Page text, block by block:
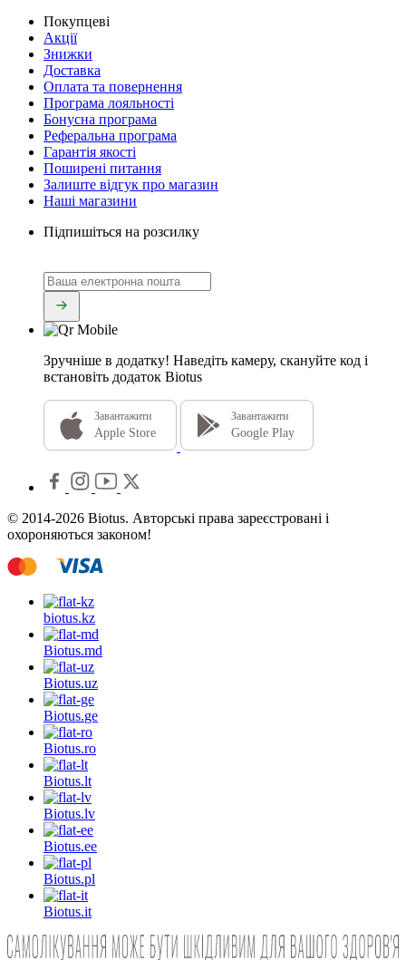
Покупцеві
Акції
Знижки
Доставка
Оплата та повернення
Програма лояльності
Бонусна програма
Реферальна програма
Гарантія якості
Поширені питання
Залиште відгук про магазин
Наші магазини
Підпишіться на розсилку
Зручніше в додатку! Наведіть камеру, скануйте код і
встановіть додаток Biotus
Завантажити
Apple Store
Завантажити
Google Play
© 2014-2026 Biotus. Авторські права зареєстровані і
охороняються законом!
biotus.kz
Biotus.md
Biotus.uz
Biotus.ge
Biotus.ro
Biotus.lt
Biotus.lv
Biotus.ee
Biotus.pl
Biotus.it